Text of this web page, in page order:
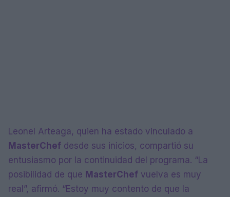
Leonel Arteaga, quien ha estado vinculado a
MasterChef desde sus inicios, compartió su
entusiasmo por la continuidad del programa. “La
posibilidad de que MasterChef vuelva es muy
real”, afirmó. “Estoy muy contento de que la